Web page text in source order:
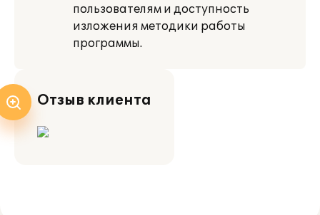
пользователям и доступность
изложения методики работы
программы.
Отзыв клиента